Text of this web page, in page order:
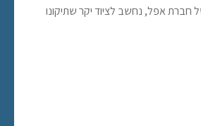
חברת אפל, נחשב לציוד יקר שתיקונו